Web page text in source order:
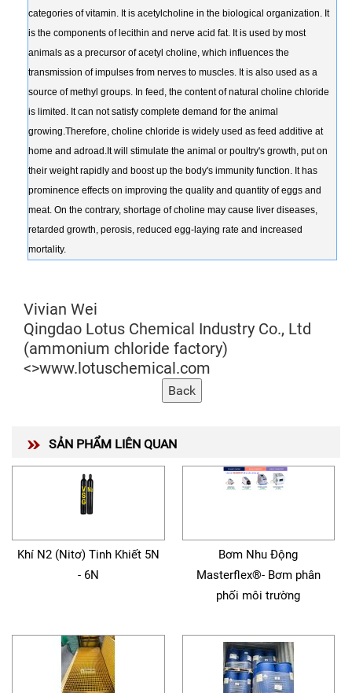
categories of vitamin. It is acetylcholine in the biological organization. It
is the components of lecithin and nerve acid fat. It is used by most
animals as a precursor of acetyl choline, which influences the
transmission of impulses from nerves to muscles. It is also used as a
source of methyl groups. In feed, the content of natural choline chloride
is limited. It can not satisfy complete demand for the animal
growing.Therefore, choline chloride is widely used as feed additive at
home and adroad.It will stimulate the animal or poultry's growth, put on
their weight rapidly and boost up the body's immunity function. It has
prominence effects on improving the quality and quantity of eggs and
meat. On the contrary, shortage of choline may cause liver diseases,
retarded growth, perosis, reduced egg-laying rate and increased
mortality.
Vivian Wei
Qingdao Lotus Chemical Industry Co., Ltd
(ammonium chloride factory)
<>www.lotuschemical.com
SẢN PHẨM LIÊN QUAN
Khí N2 (Nitơ) Tinh Khiết 5N
- 6N
Bơm Nhu Động
Masterflex®- Bơm phân
phối môi trường